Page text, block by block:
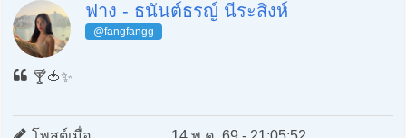
ฟาง - ธนันต์ธรญ์ นีระสิงห์
@fangfangg
🍸🍅✨